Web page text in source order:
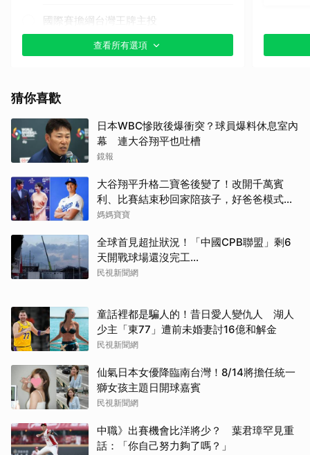
國際賽擔綱台灣王牌主投
其他（歡迎貼文分享）
查看所有選項
猜你喜歡
日本WBC慘敗後爆衝突？球員爆料休息室內
幕 連大谷翔平也吐槽
鏡報
大谷翔平升格二寶爸後變了！改開千萬賓
利、比賽結束秒回家陪孩子，好爸爸模式全
開
媽媽寶寶
全球首見超扯狀況！「中國CPB聯盟」剩6
天開戰球場還沒完工...
民視新聞網
童話裡都是騙人的！昔日愛人變仇人 湖人
少主「東77」遭前未婚妻討16億和解金
民視新聞網
仙氣日本女優降臨南台灣！8/14將擔任統一
獅女孩主題日開球嘉賓
民視新聞網
中職》出賽機會比洋將少？ 葉君璋罕見重
話：「你自己努力夠了嗎？」